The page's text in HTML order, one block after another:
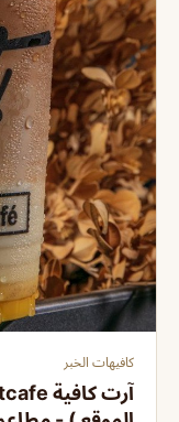
كافيهات الخبر